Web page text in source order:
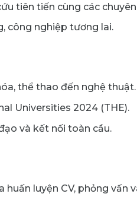
tiên tiến cùng các
công nghiệp tương lai.
thể thao đến nghệ thuật.
Universities 2024 (THE).
và kết nối toàn cầu.
luyện CV, phỏng vấn